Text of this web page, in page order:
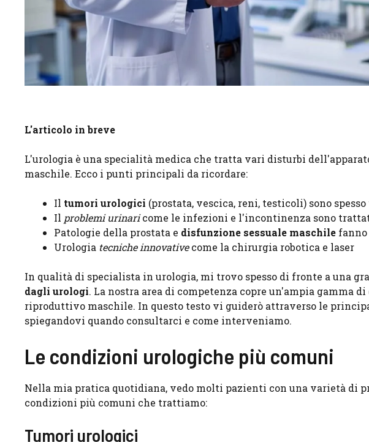
L'articolo in breve
L'urologia è una specialità medica che tratta vari disturbi
maschile. Ecco i punti principali da ricordare:
Il tumori urologici (prostata, vescica, reni, testicoli) sono
Il problemi urinaricome le infezioni e l'incontinenza sono
Patologie della prostata e disfunzione sessuale maschile
Urologia tecniche innovativecome la chirurgia robotica e laser
In qualità di specialista in urologia, mi trovo spesso di fronte a una
dagli urologi. La nostra area di competenza copre un'ampia gamma
riproduttivo maschile. In questo testo vi guiderò attraverso le
spiegandovi quando consultarci e come interveniamo.
Le condizioni urologiche più comuni
Nella mia pratica quotidiana, vedo molti pazienti con una varietà di
condizioni più comuni che trattiamo:
Tumori urologici